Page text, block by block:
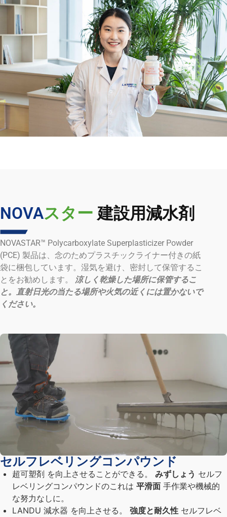
NOVAスター 建設用減水剤
NOVASTAR™ Polycarboxylate Superplasticizer Powder
(PCE) 製品は、念のためプラスチックライナー付きの紙
袋に梱包しています。湿気を避け、密封して保管するこ
とをお勧めします。
涼しく乾燥した場所に保管するこ
と。直射日光の当たる場所や火気の近くには置かないで
ください。
セルフレベリングコンパウンド
超可塑剤 を向上させることができる。 みずしょう セルフ
レベリングコンパウンドのこれは 平滑面 手作業や機械的
な努力なしに。
LANDU 減水器 を向上させる。 強度と耐久性 セルフレベ